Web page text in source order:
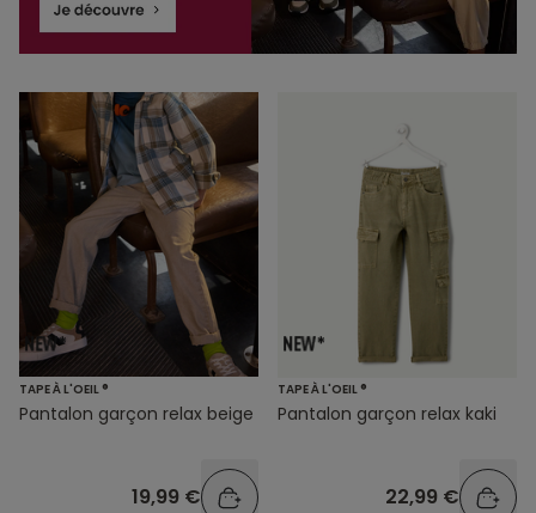
TAPE À L'OEIL ®
Pantalon garçon relax beige
19,99 €
TAPE À L'OEIL ®
Pantalon garçon relax kaki
22,99 €